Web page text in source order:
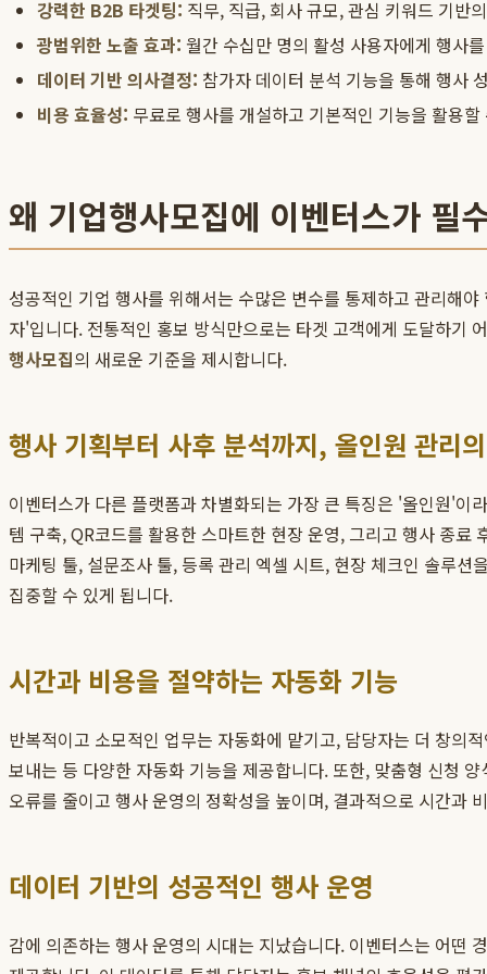
강력한 B2B 타겟팅: 직무, 직급, 회사 규모, 관심 키워드 기반
광범위한 노출 효과: 월간 수십만 명의 활성 사용자에게 행사
데이터 기반 의사결정: 참가자 데이터 분석 기능을 통해 행사
비용 효율성: 무료로 행사를 개설하고 기본적인 기능을 활용
왜 기업행사모집에 이벤터스가 필
성공적인 기업 행사를 위해서는 수많은 변수를 통제하고 관리해
자'입니다. 전통적인 홍보 방식만으로는 타겟 고객에게 도달하기
행사모집의 새로운 기준을 제시합니다.
행사 기획부터 사후 분석까지, 올인원 관리
이벤터스가 다른 플랫폼과 차별화되는 가장 큰 특징은 '올인원'이
템 구축, QR코드를 활용한 스마트한 현장 운영, 그리고 행사 종
마케팅 툴, 설문조사 툴, 등록 관리 엑셀 시트, 현장 체크인 솔루
집중할 수 있게 됩니다.
시간과 비용을 절약하는 자동화 기능
반복적이고 소모적인 업무는 자동화에 맡기고, 담당자는 더 창의
보내는 등 다양한 자동화 기능을 제공합니다. 또한, 맞춤형 신청
오류를 줄이고 행사 운영의 정확성을 높이며, 결과적으로 시간과
데이터 기반의 성공적인 행사 운영
감에 의존하는 행사 운영의 시대는 지났습니다. 이벤터스는 어떤